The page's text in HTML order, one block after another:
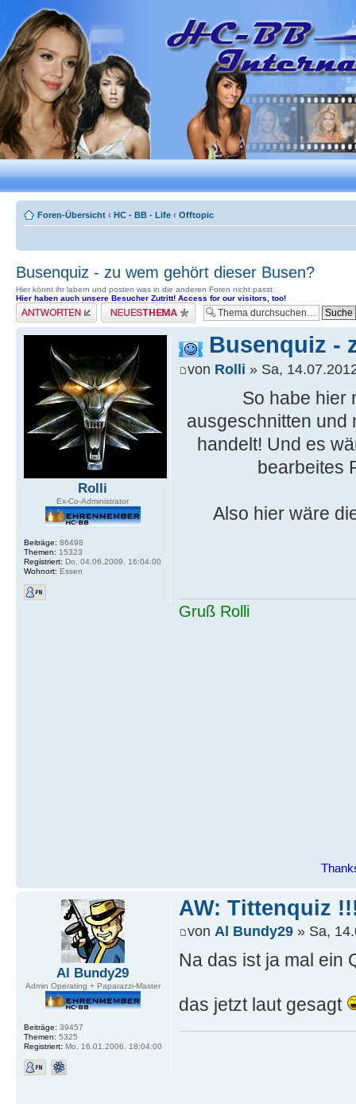
Foren-Übersicht ‹ HC - BB - Life ‹ Offtopic
Busenquiz - zu wem gehört dieser Busen?
Hier könnt ihr labern und posten was in die anderen Foren nicht passt.
Hier haben auch unsere Besucher Zutritt! Access for our visitors, too!
Antwort erstellen Neues Thema erstellen
Rolli
Ex-Co-Administrator
Beiträge: 86498
Themen: 15323
Registriert: Do, 04.06.2009, 16:04:00
Wohnort: Essen
Busenquiz -
von Rolli » Sa,
So habe hier
ausgeschnitten und
handelt! Und es
bearbeites
Also hier wäre
Gruß Rolli
Al Bundy29
Admin Operating + Paparazzi-Master
Beiträge: 39457
Themen: 5325
Registriert: Mo, 16.01.2006, 18:04:00
AW: Tittenquiz
von Al Bundy29 » Sa,
Na das ist ja mal ein
das jetzt laut gesagt